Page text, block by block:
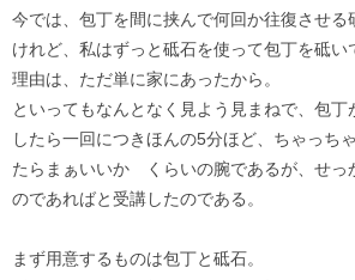
今では、包丁を間に挟んで何回か往復させる
けれど、私はずっと砥石を使って包丁を砥い
理由は、ただ単に家にあったから。
といってもなんとなく見よう見まねで、包丁
したら一回につきほんの5分ほど、ちゃっ
たらまぁいいか くらいの腕であるが、せっ
のであればと受講したのである。
まず用意するものは包丁と砥石。